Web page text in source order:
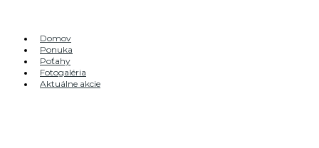
obsah
Domov
Ponuka
Poťahy
Fotogaléria
Aktuálne akcie